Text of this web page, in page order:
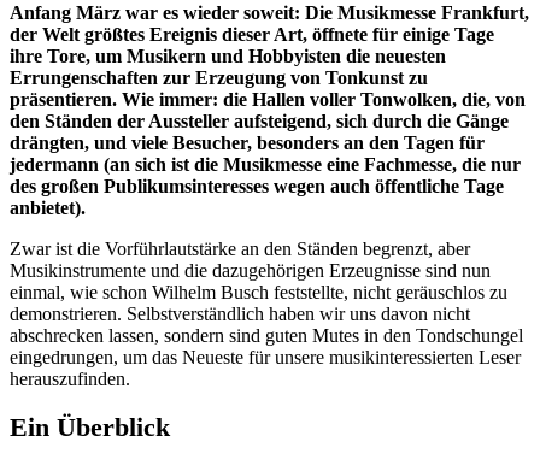
Anfang März war es wieder soweit: Die Musikmesse Frankfurt,
der Welt größtes Ereignis dieser Art, öffnete für einige Tage
ihre Tore, um Musikern und Hobbyisten die neuesten
Errungenschaften zur Erzeugung von Tonkunst zu
präsentieren. Wie immer: die Hallen voller Tonwolken, die, von
den Ständen der Aussteller aufsteigend, sich durch die Gänge
drängten, und viele Besucher, besonders an den Tagen für
jedermann (an sich ist die Musikmesse eine Fachmesse, die nur
des großen Publikumsinteresses wegen auch öffentliche Tage
anbietet).
Zwar ist die Vorführlautstärke an den Ständen begrenzt, aber
Musikinstrumente und die dazugehörigen Erzeugnisse sind nun
einmal, wie schon Wilhelm Busch feststellte, nicht geräuschlos zu
demonstrieren. Selbstverständlich haben wir uns davon nicht
abschrecken lassen, sondern sind guten Mutes in den Tondschungel
eingedrungen, um das Neueste für unsere musikinteressierten Leser
herauszufinden.
Ein Überblick